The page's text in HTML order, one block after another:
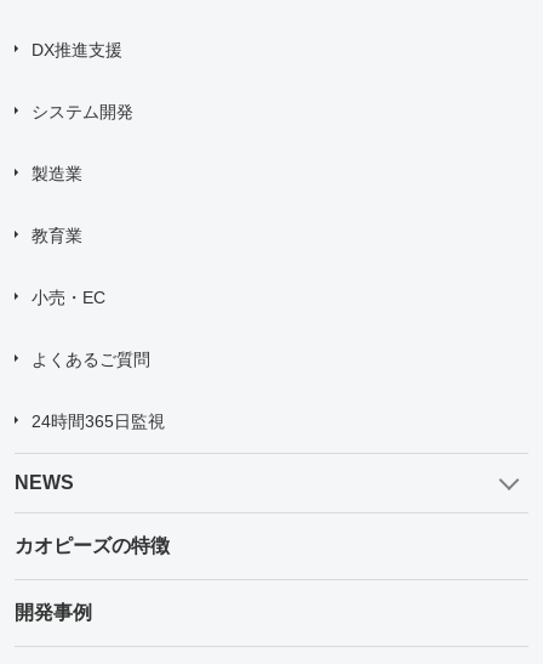
DX推進支援
システム開発
製造業
教育業
小売・EC
よくあるご質問
24時間365日監視
NEWS
カオピーズの特徴
開発事例